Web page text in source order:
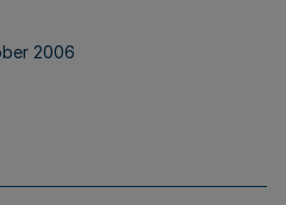
2006